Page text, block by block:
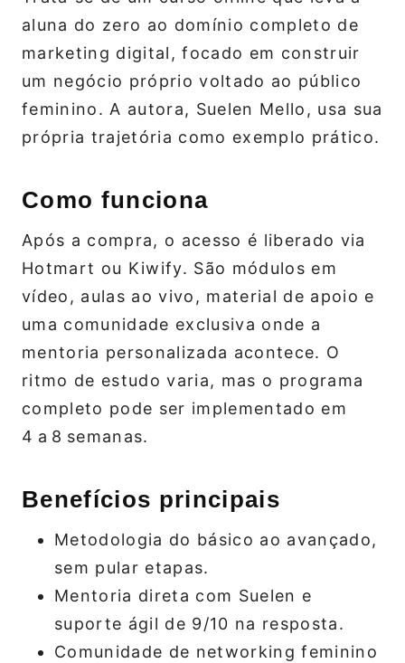
aluna do zero ao domínio completo de
marketing digital, focado em construir
um negócio próprio voltado ao público
feminino. A autora, Suelen Mello, usa sua
própria trajetória como exemplo prático.
Como funciona
Após a compra, o acesso é liberado via
Hotmart ou Kiwify. São módulos em
vídeo, aulas ao vivo, material de apoio e
uma comunidade exclusiva onde a
mentoria personalizada acontece. O
ritmo de estudo varia, mas o programa
completo pode ser implementado em
4 a 8 semanas.
Benefícios principais
Metodologia do básico ao avançado,
sem pular etapas.
Mentoria direta com Suelen e
suporte ágil de 9/10 na resposta.
Comunidade de networking feminino